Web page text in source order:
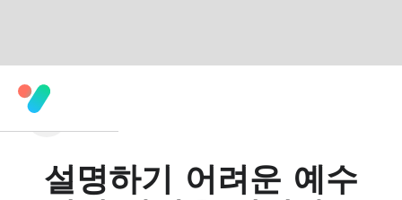
설명하기 어려운 예수